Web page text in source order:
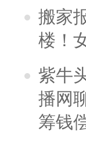
搬家
楼！
紫牛
播网
筹钱